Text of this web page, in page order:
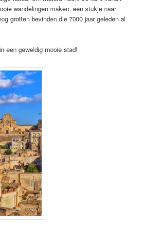
wandelingen maken, een stukje naar
grotten bevinden die 7000 jaar geleden al
een geweldig mooie stad!